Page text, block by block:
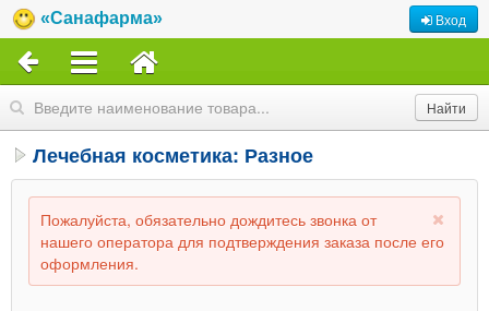
«Санафарма» Вход
Лечебная косметика: Разное
Пожалуйста, обязательно дождитесь звонка от
нашего оператора для подтверждения заказа после его
оформления.